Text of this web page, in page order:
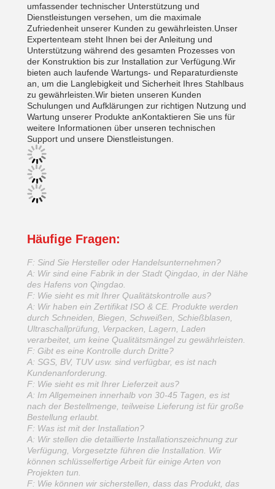
umfassender technischer Unterstützung und
Dienstleistungen versehen, um die maximale
Zufriedenheit unserer Kunden zu gewährleisten.Unser
Expertenteam steht Ihnen bei der Anleitung und
Unterstützung während des gesamten Prozesses von
der Konstruktion bis zur Installation zur Verfügung.Wir
bieten auch laufende Wartungs- und Reparaturdienste
an, um die Langlebigkeit und Sicherheit Ihres Stahlbaus
zu gewährleisten.Wir bieten unseren Kunden
Schulungen und Aufklärungen zur richtigen Nutzung und
Wartung unserer Produkte anKontaktieren Sie uns für
weitere Informationen über unseren technischen
Support und unsere Dienstleistungen.
Häufige Fragen:
F: Sind Sie Hersteller oder Handelsunternehmen?
A: Wir sind eine Fabrik in der Stadt Qingdao, in der Nähe
des Hafens von Qingdao.
F: Wie sieht es mit Ihrer Qualitätskontrolle aus?
A: Wir haben ein Zertifikat ISO & CE. Produkte werden
durch Schneiden, Biegen, Schweißen, Schießblasen,
Ultraschallprüfung, Verpacken, Lagern, Laden
verarbeitet, um keine Qualitätsmängel zu gewährleisten.
F: Gibt es eine Kontrolle durch Dritte?
A: SGS, BV, TUV usw. sind verfügbar, es ist nach
Kundenanforderung.
F: Wie sieht es mit Ihrer Lieferzeit aus?
A: Im Allgemeinen innerhalb von 30-45 Tagen, es ist
nach der Bestellmenge, teilweise Lieferung ist für große
Bestellung erlaubt.
F: Was ist mit der Installation?
A: Wir stellen die detaillierte Installationszeichnung zur
Verfügung, Vorgesetzte führen die Installation. Wir
können schlüsselfertige Arbeit für einige Arten von
Projekten tun.
F: Wie können wir sicherstellen, dass das Produkt, das